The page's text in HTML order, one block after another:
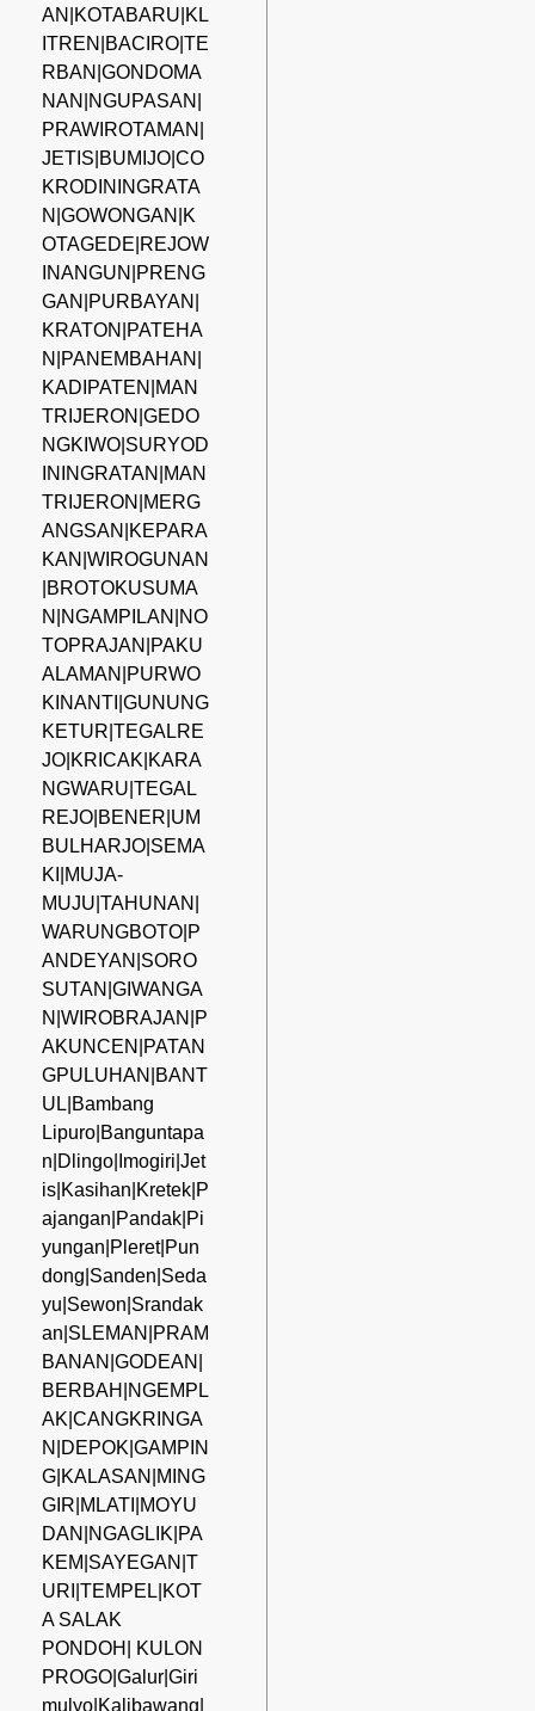
AN|KOTABARU|KL
ITREN|BACIRO|TE
RBAN|GONDOMA
NAN|NGUPASAN|
PRAWIROTAMAN|
JETIS|BUMIJO|CO
KRODININGRATA
N|GOWONGAN|K
OTAGEDE|REJOW
INANGUN|PRENG
GAN|PURBAYAN|
KRATON|PATEHA
N|PANEMBAHAN|
KADIPATEN|MAN
TRIJERON|GEDO
NGKIWO|SURYOD
ININGRATAN|MAN
TRIJERON|MERG
ANGSAN|KEPARA
KAN|WIROGUNAN
|BROTOKUSUMA
N|NGAMPILAN|NO
TOPRAJAN|PAKU
ALAMAN|PURWO
KINANTI|GUNUNG
KETUR|TEGALRE
JO|KRICAK|KARA
NGWARU|TEGAL
REJO|BENER|UM
BULHARJO|SEMA
KI|MUJA-
MUJU|TAHUNAN|
WARUNGBOTO|P
ANDEYAN|SORO
SUTAN|GIWANGA
N|WIROBRAJAN|P
AKUNCEN|PATAN
GPULUHAN|BANT
UL|Bambang
Lipuro|Banguntapa
n|Dlingo|Imogiri|Jet
is|Kasihan|Kretek|P
ajangan|Pandak|Pi
yungan|Pleret|Pun
dong|Sanden|Seda
yu|Sewon|Srandak
an|SLEMAN|PRAM
BANAN|GODEAN|
BERBAH|NGEMPL
AK|CANGKRINGA
N|DEPOK|GAMPIN
G|KALASAN|MING
GIR|MLATI|MOYU
DAN|NGAGLIK|PA
KEM|SAYEGAN|T
URI|TEMPEL|KOT
A SALAK
PONDOH| KULON
PROGO|Galur|Giri
mulyo|Kalibawang|